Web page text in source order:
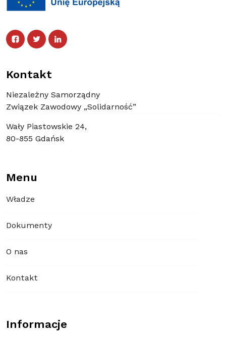
Facebook Facebook
TwitterTwitter
Linked In
Kontakt
Niezależny Samorządny
Związek Zawodowy „Solidarność”
Wały Piastowskie 24,
80-855 Gdańsk
Menu
Władze
Dokumenty
O nas
Kontakt
Informacje